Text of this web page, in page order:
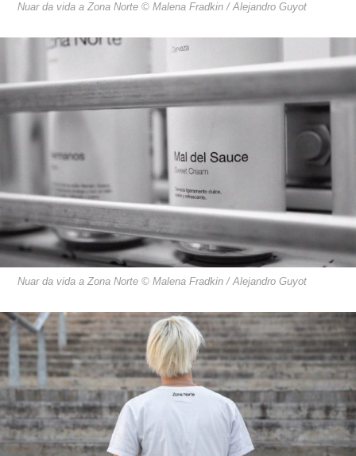
Nuar da vida a Zona Norte © Malena Fradkin / Alejandro Guyot
Nuar da vida a Zona Norte © Malena Fradkin / Alejandro Guyot